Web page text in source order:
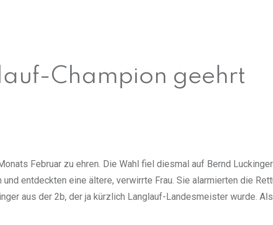
Champion geehrt
Februar zu ehren. Die Wahl fiel diesmal auf Bernd
entdeckten eine ältere, verwirrte Frau. Sie alarmierten die
aus der 2b, der ja kürzlich Langlauf-Landesmeister wurde.